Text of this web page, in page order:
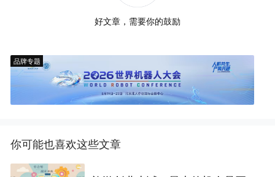
好文章，需要你的鼓励
品牌专题
你可能也喜欢这些文章